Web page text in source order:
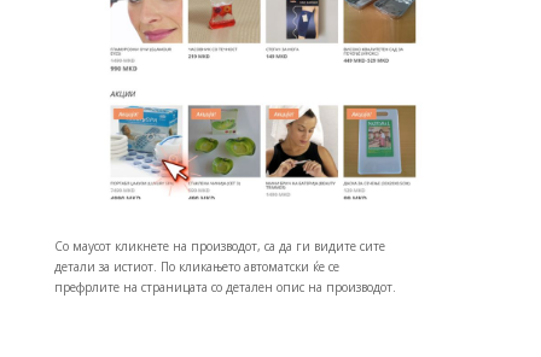
Со маусот кликнете на производот, са да ги видите сите
детали за истиот. По кликањето автоматски ќе се
префрлите на страницата со детален опис на производот.